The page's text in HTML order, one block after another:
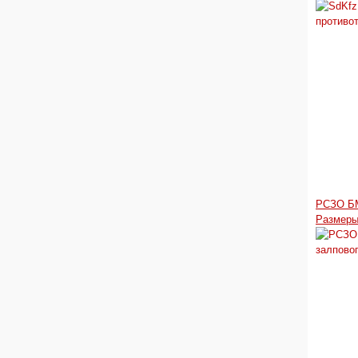
РСЗО